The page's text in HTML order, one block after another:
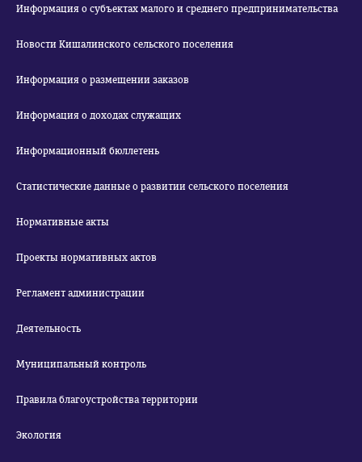
Информация о субъектах малого и среднего предпринимательства
Новости Кишалинского сельского поселения
Информация о размещении заказов
Информация о доходах служащих
Информационный бюллетень
Статистические данные о развитии сельского поселения
Нормативные акты
Проекты нормативных актов
Регламент администрации
Деятельность
Муниципальный контроль
Правила благоустройства территории
Экология